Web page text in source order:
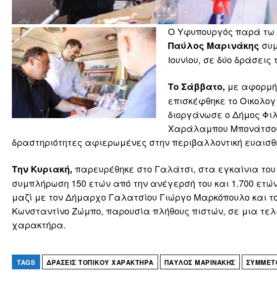
Ο Υφυπουργός παρά τω
Παύλος Μαρινάκης
Ιουνίου, σε δύο
Το Σάββατο, με
επισκέφθηκε το
διοργάνωσε ο Δήμος
Χαράλαμπου
δραστηριότητες αφιερωμένες στην περιβαλλοντική
Την Κυριακή, παρευρέθηκε στο Γαλάτσι, στα εγκαίνια
συμπλήρωση 150 ετών από την ανέγερσή του και 1.700
μαζί με τον Δήμαρχο Γαλατσίου Γιώργο Μαρκόπουλο και
Κωνσταντίνο Ζώμπο, παρουσία πλήθους πιστών, σε μια
χαρακτήρα.
TAGS ΔΡΆΣΕΙΣ ΤΟΠΙΚΟΎ ΧΑΡΑΚΤΉΡΑ ΠΑΎΛΟΣ ΜΑΡΙΝΆΚΗΣ